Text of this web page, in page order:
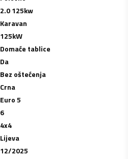
2.0 125kw
Karavan
125kW
Domaće tablice
Da
Bez oštećenja
Crna
Euro 5
6
4x4
Lijeva
12/2025